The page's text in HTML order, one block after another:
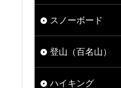
スノーボード
登山（百名山）
ハイキング